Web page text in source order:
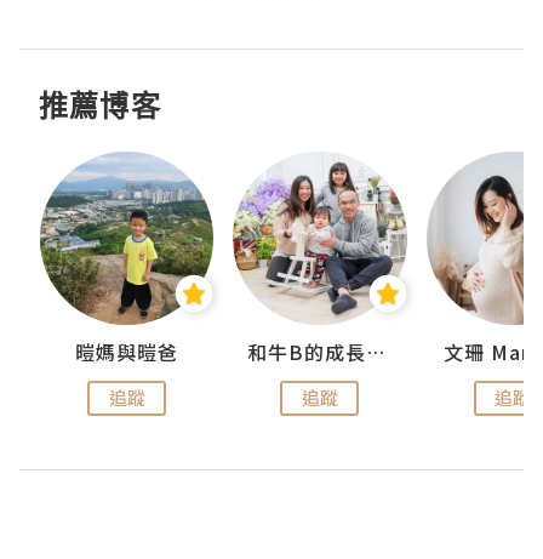
推薦博客
暟媽與暟爸
追蹤
和牛B的成長日記
追蹤
文珊
追蹤